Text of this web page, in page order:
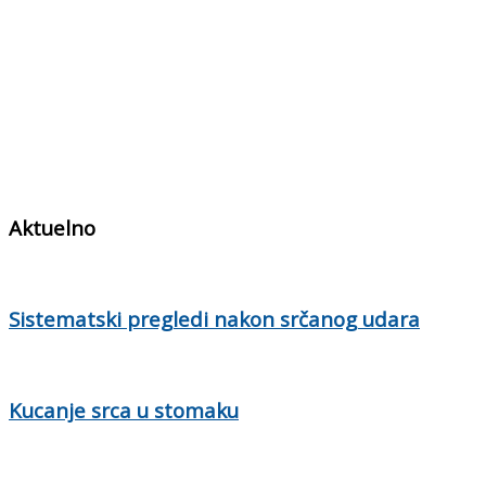
Aktuelno
Sistematski pregledi nakon srčanog udara
Kucanje srca u stomaku